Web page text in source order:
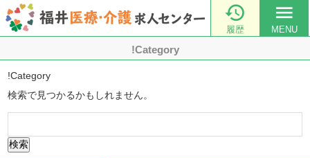

履歴
menu
MENU
!Category
!Category
検索で見つかるかもしれません。
索: